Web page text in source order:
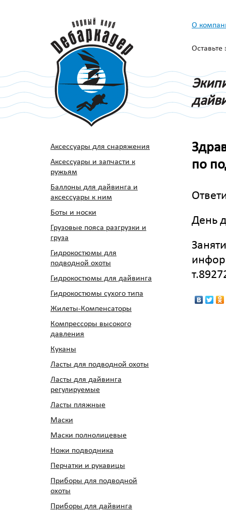
О
Аксессуары для снаряжения
Аксессуары и запчасти к
ружьям
Баллоны для дайвинга и
аксессуары к ним
Боты и носки
Грузовые пояса разгрузки и
груза
Гидрокостюмы для
подводной охоты
Гидрокостюмы для дайвинга
Гидрокостюмы сухого типа
Жилеты-Компенсаторы
Компрессоры высокого
давления
Куканы
Ласты для подводной охоты
Ласты для дайвинга
регулируемые
Ласты пляжные
Маски
Маски полнолицевые
Ножи подводника
Перчатки и рукавицы
Приборы для подводной
охоты
Приборы для дайвинга
по
День